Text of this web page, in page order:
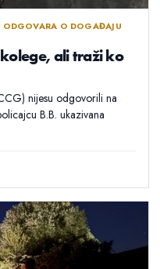
O DOGAĐAJU
ali traži ko
nijesu odgovorili na
B.B. ukazivana